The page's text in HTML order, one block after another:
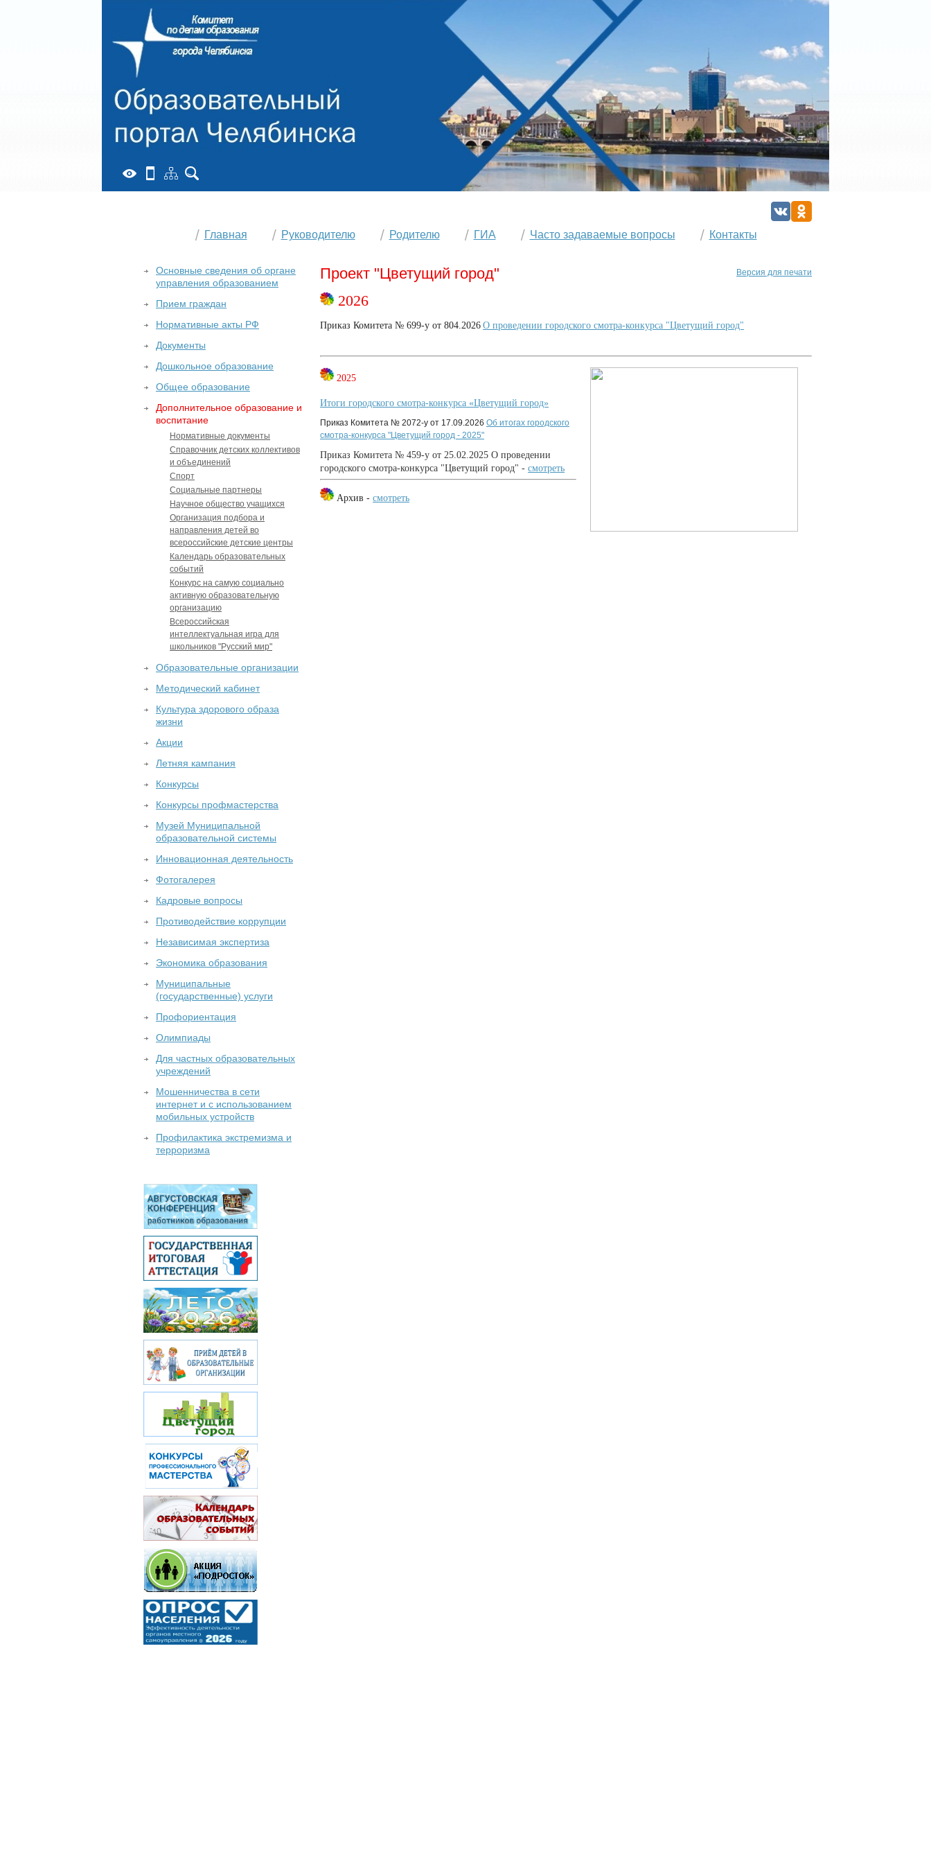
Главная Руководителю Родителю ГИА Часто задаваемые вопросы Контакты
Версия для печати
Проект "Цветущий город"
2026
Приказ Комитета № 699-у от 804.2026 О проведении городского смотра-конкурса "Цветущий город"
2025
Итоги городского смотра-конкурса «Цветущий город»
Приказ Комитета № 2072-у от 17.09.2026 Об итогах городского
смотра-конкурса "Цветущий город - 2025"
Приказ Комитета № 459-у от 25.02.2025 О проведении
городского смотра-конкурса "Цветущий город" - смотреть
Архив - смотреть
Основные сведения об органе
управления образованием
Прием граждан
Нормативные акты РФ
Документы
Дошкольное образование
Общее образование
Дополнительное образование и
воспитание
Нормативные документы
Справочник детских коллективов
и объединений
Спорт
Социальные партнеры
Научное общество учащихся
Организация подбора и
направления детей во
всероссийские детские центры
Календарь образовательных
событий
Конкурс на самую социально
активную образовательную
организацию
Всероссийская
интеллектуальная игра для
школьников "Русский мир"
Образовательные организации
Методический кабинет
Культура здорового образа
жизни
Акции
Летняя кампания
Конкурсы
Конкурсы профмастерства
Музей Муниципальной
образовательной системы
Инновационная деятельность
Фотогалерея
Кадровые вопросы
Противодействие коррупции
Независимая экспертиза
Экономика образования
Муниципальные
(государственные) услуги
Профориентация
Олимпиады
Для частных образовательных
учреждений
Мошенничества в сети
интернет и с использованием
мобильных устройств
Профилактика экстремизма и
терроризма